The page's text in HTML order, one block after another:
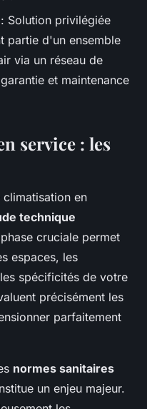
: Solution privilégiée
partie d'un ensemble
via un réseau de
et maintenance
service : les
en
technique
cruciale permet
espaces, les
spécificités de votre
précisément les
parfaitement
normes sanitaires
un enjeu majeur.